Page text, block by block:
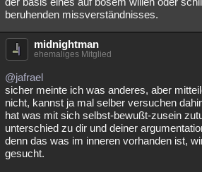
beruhenden missverständnisses.
midnightman
ehemaliges Mitglied
@jafrael
sicher meinte ich was anderes, aber
nicht, kannst ja mal selber versuchen
hat was mit sich selbst-bewußt-zusein
unterschied zu dir und deiner
denn das was im inneren vorhanden ist,
gesucht.